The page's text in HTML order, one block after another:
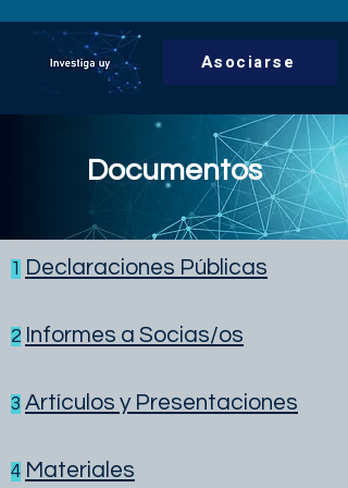
Asociarse
Documentos
1 Declaraciones Públicas
2 Informes a Socias/os
3 Artículos y Presentaciones
4 Materiales